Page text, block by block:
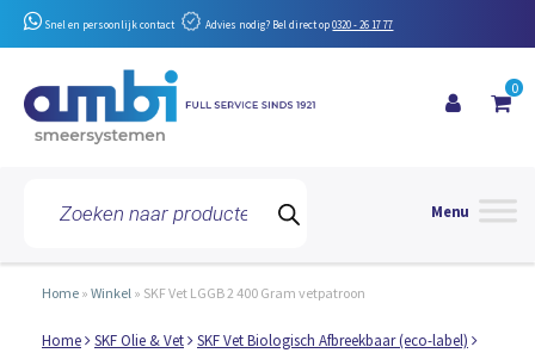
Snel en persoonlijk contact Advies nodig? Bel direct op0320 - 26 17 77
zoeken
0
Home » Winkel » SKF Vet LGGB 2 400 Gram vetpatroon
Home SKF Olie & Vet
SKF Vet Biologisch Afbreekbaar (eco-label)